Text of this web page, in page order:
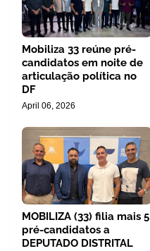
Mobiliza 33 reúne pré-
candidatos em noite de
articulação política no
DF
April 06, 2026
MOBILIZA (33) filia mais 5
pré-candidatos a
DEPUTADO DISTRITAL